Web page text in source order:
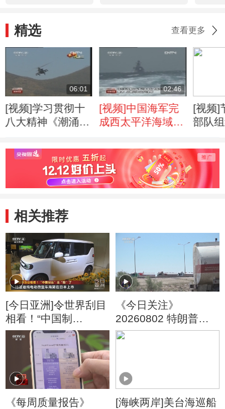
精选 查看更多
06:01
[视频]学习贯彻十
八大精神《潮涌军
武直·10：“猎鹰突
击”行动（中）
02:46
[视频]中国海军完
成西太平洋海域高
[视频]
部队
相关推荐
[今日亚洲]令世界刮目
相看！“中国制
造”变“酷”了
《今日关注》
20260802 特朗普叫
停“最大规模”打击 伊
《每周质量报告》
[海峡两岸]美台海巡船